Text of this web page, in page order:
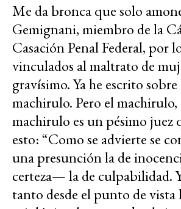
Me da bronca que solo
Gemignani, miembro de la
Casación Penal Federal, por
vinculados al maltrato de
gravísimo. Ya he escrito
machirulo. Pero el machirulo,
machirulo es un pésimo juez
esto: “Como se advierte se
una presunción la de
certeza— la de culpabilidad.
tanto desde el punto de